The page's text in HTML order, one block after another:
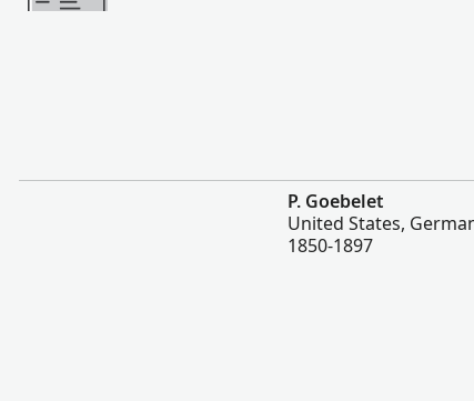
P. Goebelet
United States,
1850-1897